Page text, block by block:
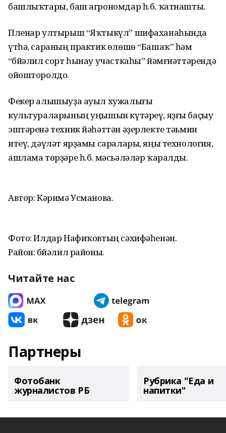
башлыҡтары, баш агрономдар һ.б. ҡатнашты.
Пленар ултырыш “Яҡтыкүл” шифаханаһында
үтһә, сараның практик өлөшө “Башаҡ” һәм
“Әбйәлил сорт һынау участкаһы” йәмғиәттәрендә
ойошторолдо.
Фекер алышыуҙа ауыл хужалығы
культураларының уңышын күтәреү, яҙғы баҫыу
эштәренә техник йәһәттән әҙерлекте тәьмин
итеү, дәүләт ярҙамы саралары, яңы технология,
ашлама төрҙәре һ.б. мәсьәләләр ҡаралды.
Автор: Кәримә Усманова.
Фото: Илдар Нафиҡовтың сәхифәһенән.
Район: Әбйәлил районы.
Читайте нас
Партнеры
Фотобанк
журналистов РБ
Рубрика "Еда и
напитки"